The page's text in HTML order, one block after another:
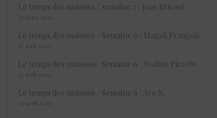
Le temps des maisons / semaine 2 : Jean Bricout
27 mars 2020
Le temps des maisons / Semaine 6 : Magali François
27 avril 2020
Le temps des maisons / Semaine 6 : Nadine Piccolo
27 avril 2020
Le temps des maisons / Semaine 6 : Ava N.
30 avril 2020